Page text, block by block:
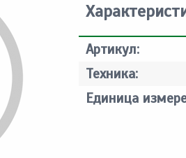
Артикул:
Техника:
Единица